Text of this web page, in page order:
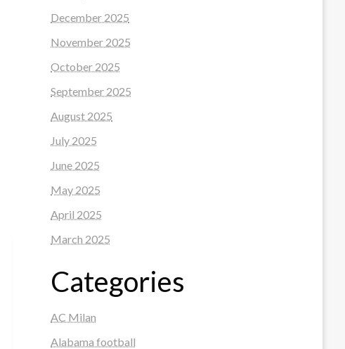
December 2025
November 2025
October 2025
September 2025
August 2025
July 2025
June 2025
May 2025
April 2025
March 2025
Categories
AC Milan
Alabama football